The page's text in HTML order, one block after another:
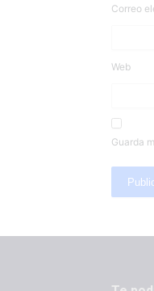
Correo
Web
Guarda